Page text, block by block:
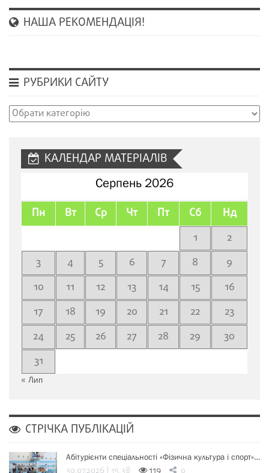
НАША РЕКОМЕНДАЦІЯ!
РУБРИКИ САЙТУ
Рубрики
КАЛЕНДАР МАТЕРІАЛІВ
Серпень 2026
Пн Вт Ср Чт Пт Сб Нд
1
2
3
4 5 6 7 8
9
10
11 12 13 14 15
16
17
18 19 20 21 22
23
24
25 26 27 28 29
30
31
« Лип
СТРІЧКА ПУБЛІКАЦІЙ
Абітурієнти спеціальності «Фізична культура і спорт»…